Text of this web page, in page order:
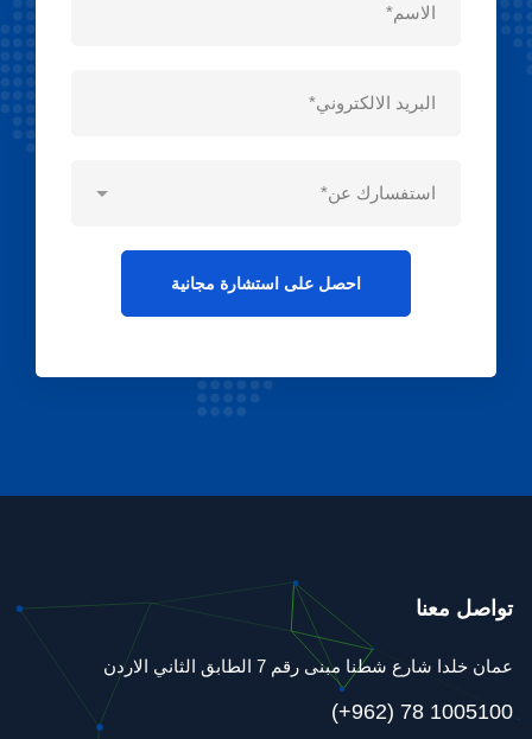
تواصل معنا
عمان خلدا شارع شطنا مبنى رقم 7 الطابق الثاني الاردن
(+962) 78 1005100